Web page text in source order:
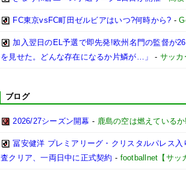
FC東京vsFC町田ゼルビアはいつ?何時から? -
加入翌日のEL予選で即先発!欧州名門の監督が
を見せた。どんな存在になるか片鱗が…」
- サッカ
ブログ
2026/27シーズン開幕 - 鹿島の空は燃えている
冨安健洋 プレミアリーグ・クリスタルパレス
査クリア、一両日中に正式契約 - footballnet【サッ